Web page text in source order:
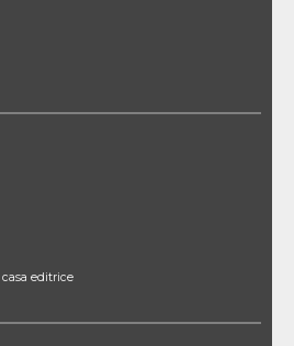
casa editrice